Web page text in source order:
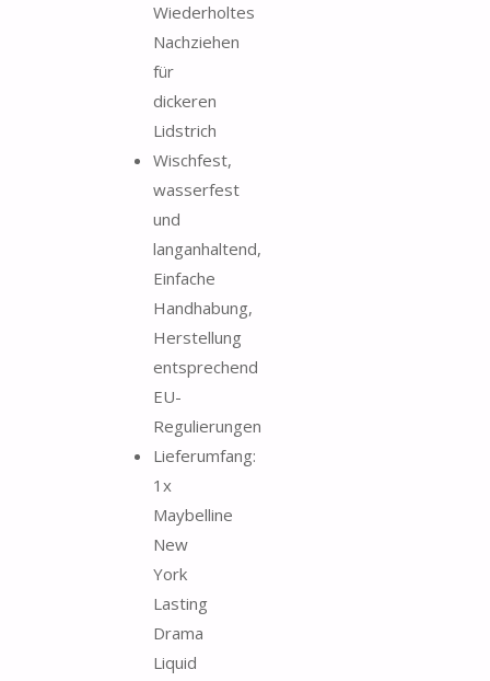
Wiederholtes
Nachziehen
für
dickeren
Lidstrich
Wischfest,
wasserfest
und
langanhaltend,
Einfache
Handhabung,
Herstellung
entsprechend
EU-
Regulierungen
Lieferumfang:
1x
Maybelline
New
York
Lasting
Drama
Liquid